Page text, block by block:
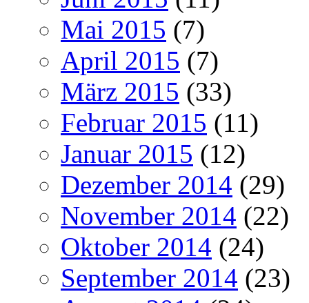
Mai 2015 (7)
April 2015 (7)
März 2015 (33)
Februar 2015 (11)
Januar 2015 (12)
Dezember 2014 (29)
November 2014 (22)
Oktober 2014 (24)
September 2014 (23)